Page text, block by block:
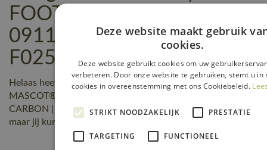
FOOTWEAR CARBON |
0911 zwart/korenblauw |
F0252-909-0911 reviews
Helaas heeft nog niemand een beoordeling geschreven over
MASCOT® Workwear Veiligheidssandalen | FOOTWEAR
CARBON | 0911 zwart/korenblauw | F0252-909-0911,
maar jij kunt de eerste zijn! Schrijf een review!
Deze website maakt gebruik
cookies.
Deze website gebruikt cookies om uw
verbeteren. Door onze website te gebruiken, stemt u in
cookies in overeenstemming met ons Cookiebeleid.
STRIKT NOODZAKELIJK PRESTATIE
TARGETING FUNCTIONEEL